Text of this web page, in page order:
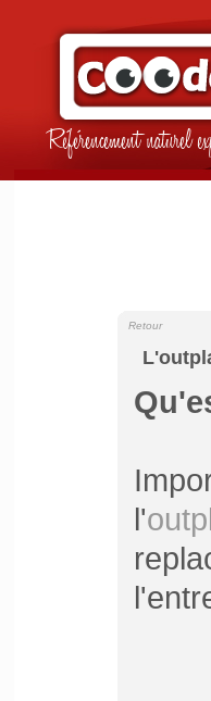
Référencement naturel
Retour
l'